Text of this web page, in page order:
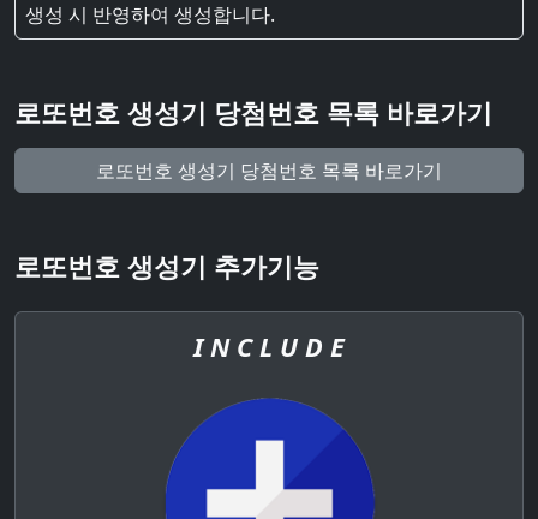
생성 시 반영하여 생성합니다.
로또번호 생성기 당첨번호 목록 바로가기
로또번호 생성기 당첨번호 목록 바로가기
로또번호 생성기 추가기능
I N C L U D E